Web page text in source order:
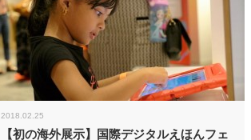
2018.02.25
【初の海外展示】国際デジタルえほんフェ